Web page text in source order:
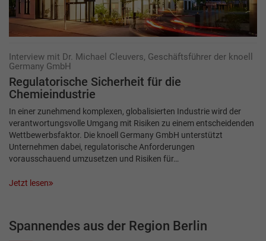
Interview mit Dr. Michael Cleuvers, Geschäftsführer der knoell
Germany GmbH
Regulatorische Sicherheit für die
Chemieindustrie
In einer zunehmend komplexen, globalisierten Industrie wird der
verantwortungsvolle Umgang mit Risiken zu einem entscheidenden
Wettbewerbsfaktor. Die knoell Germany GmbH unterstützt
Unternehmen dabei, regulatorische Anforderungen
vorausschauend umzusetzen und Risiken für…
Jetzt lesen
Spannendes aus der Region Berlin